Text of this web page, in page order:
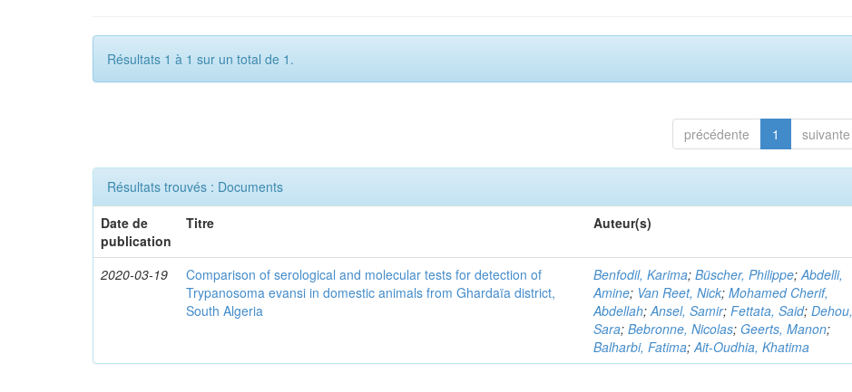
Résultats 1 à 1 sur un total de 1.
précédente 1 suivante
Résultats trouvés : Documents
Date de
publication
Titre Auteur(s)
2020-03-19
Comparison of serological and molecular tests for detection of
Trypanosoma evansi in domestic animals from Ghardaïa district,
South Algeria
Benfodil, Karima;Büscher, Philippe;Abdelli,
Amine; Van Reet, Nick;Mohamed Cherif,
Abdellah;Ansel, Samir;Fettata, Said;Dehou,
Sara;Bebronne, Nicolas; Geerts, Manon;
Balharbi, Fatima;Ait-Oudhia, Khatima